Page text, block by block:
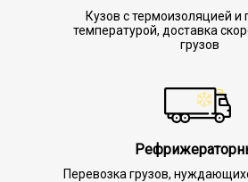
Кузов с термоизоляцией и
температурой, доставка
грузов
Перевозка грузов,